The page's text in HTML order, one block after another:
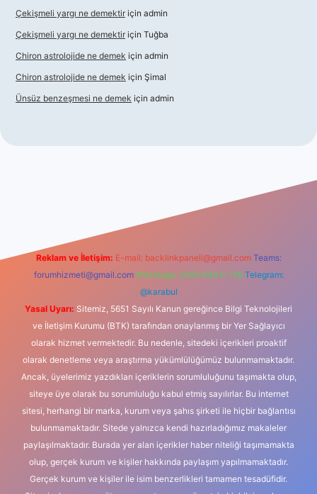
Çekişmeli yargı ne demektir için admin
Çekişmeli yargı ne demektir için Tuğba
Chiron astrolojide ne demek için admin
Chiron astrolojide ne demek için Şimal
Ünsüz benzeşmesi ne demek için admin
Reklam ve İletişim: E-mail: backlinkpaneli@gmail.com Teams:
forumhizmeti@gmail.com Whatsapp: 0262 606 0 726 Telegram:
@karabul
Yasal Uyarı: Sitemiz, 5651 Sayılı Kanun gereğince Bilgi Teknolojileri
ve İletişim Kurumu (BTK) tarafından onaylanmış bir Yer Sağlayıcı
olarak hizmet vermektedir. Bu nedenle, sitedeki içerikleri proaktif
olarak denetleme veya araştırma yükümlülüğümüz bulunmamaktadır.
Ancak, üyelerimiz yazdıkları içeriklerin sorumluluğunu taşımakta olup,
siteye üye olarak bu sorumluluğu kabul etmiş sayılırlar. Bu internet
sitesi, herhangi bir marka, kurum veya şahıs şirketi ile hiçbir bağlantısı
bulunmamaktadır. Sitede yalnızca kendi hazırladığımız makaleler
paylaşılmaktadır. Burada yer alan içerikler haber niteliği taşımamakta
olup, gerçek kurum ve kişiler hakkında paylaşım yapılmamaktadır.
Gerçek kurum ve kişiler ile isim benzerlikleri tamamen tesadüfidir.